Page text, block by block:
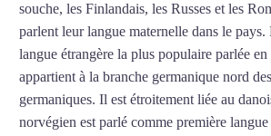
souche, les Finlandais, les Russes et les
parlent leur langue maternelle dans le pays.
langue étrangère la plus populaire parlée
appartient à la branche germanique nord
germaniques. Il est étroitement liée au
norvégien est parlé comme première